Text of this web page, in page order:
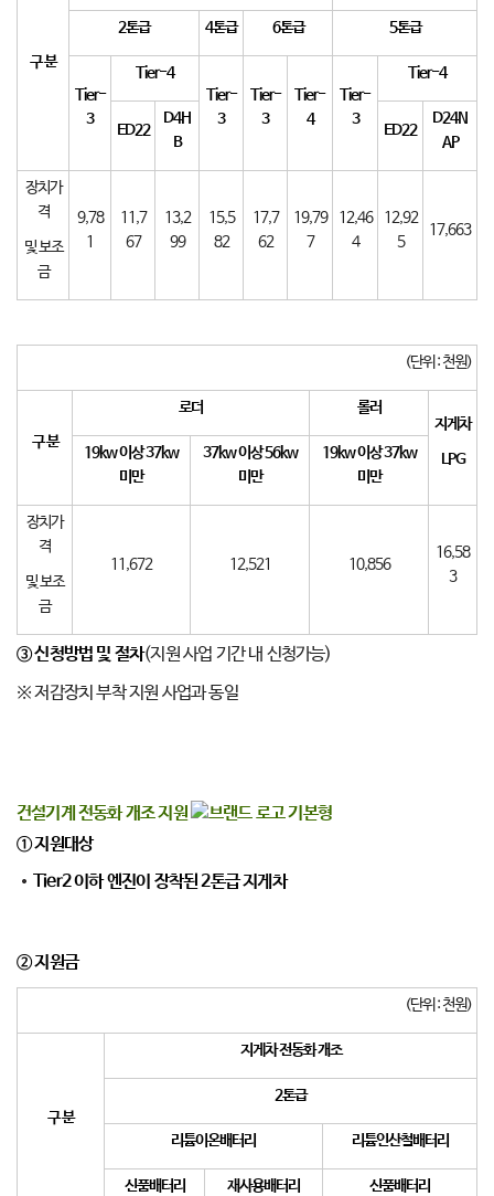
구 분
2톤급 4톤급 6톤급 5톤급
Tier-
3
Tier-4
Tier-
3
Tier-
3
Tier-
4
Tier-
3
Tier-4
ED22
D4H
B
ED22
D24N
AP
장치가
격
및 보조
금
9,78
1
11,7
67
13,2
99
15,5
82
17,7
62
19,79
7
12,46
4
12,92
5
17,663
(단위 : 천원)
구 분
로더
롤러
지게차
LPG
19kw이상37kw
미만
37kw이상56kw
미만
19kw이상37kw
미만
장치가
격
및 보조
금
11,672 12,521 10,856
16,58
3
③ 신청방법 및 절차(지원 사업 기간 내 신청가능)
※ 저감장치 부착 지원 사업과 동일
건설기계 전동화 개조 지원
①지원대상
Tier2이하 엔진이 장착된 2톤급 지게차
②지원금
(단위 : 천원)
구 분
지게차 전동화 개조
2톤급
리튬이온배터리 리튬인산철배터리
신품배터리 재사용배터리 신품배터리